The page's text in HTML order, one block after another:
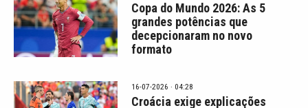
Copa do Mundo 2026: As 5
grandes potências que
decepcionaram no novo
formato
16-07-2026 · 04:28
Croácia exige explicações